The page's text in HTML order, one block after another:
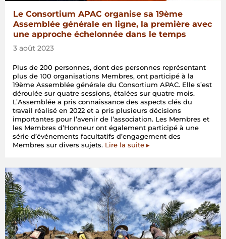
Le Consortium APAC organise sa 19ème
Assemblée générale en ligne, la première avec
une approche échelonnée dans le temps
3 août 2023
Plus de 200 personnes, dont des personnes représentant
plus de 100 organisations Membres, ont participé à la
19ème Assemblée générale du Consortium APAC. Elle s’est
déroulée sur quatre sessions, étalées sur quatre mois.
L’Assemblée a pris connaissance des aspects clés du
travail réalisé en 2022 et a pris plusieurs décisions
importantes pour l’avenir de l’association. Les Membres et
les Membres d’Honneur ont également participé à une
série d’événements facultatifs d’engagement des
Membres sur divers sujets. Lire la suite ▸